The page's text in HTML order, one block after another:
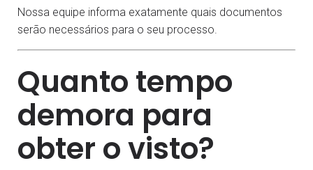
Nossa equipe informa exatamente quais documentos
serão necessários para o seu processo.
Quanto tempo
demora para
obter o visto?